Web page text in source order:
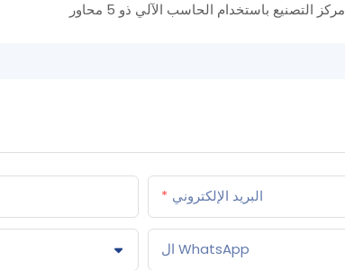
مركز التصنيع باستخدام الحاسب الآلي ذو 5 محاور
البريد الإلكتروني
ال WhatsApp